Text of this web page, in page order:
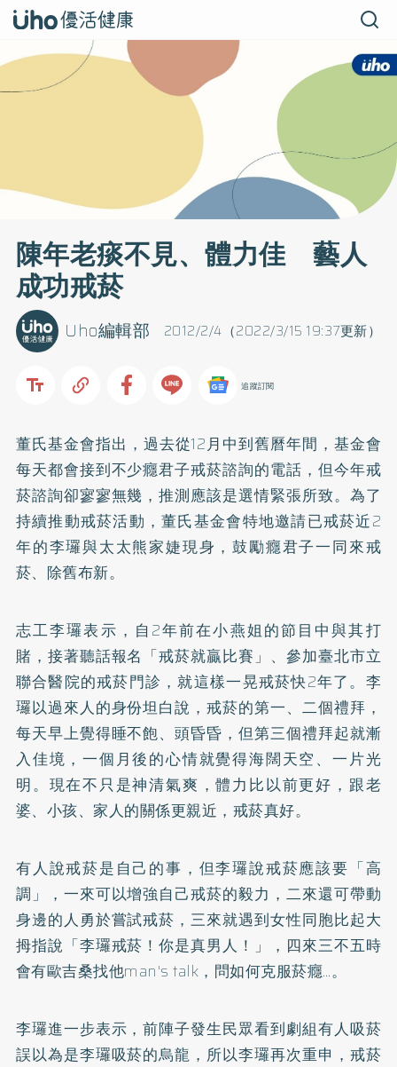
陳年老痰不見、體力佳 藝人
成功戒菸
2012/2/4（2022/3/15 19:37更新）
Uho編輯部
追蹤訂閱
董氏基金會指出，過去從12月中到舊曆年間，基金會
每天都會接到不少癮君子戒菸諮詢的電話，但今年戒
菸諮詢卻寥寥無幾，推測應該是選情緊張所致。為了
持續推動戒菸活動，董氏基金會特地邀請已戒菸近2
年的李㼈與太太熊家婕現身，鼓勵癮君子一同來戒
菸、除舊布新。
志工李㼈表示，自2年前在小燕姐的節目中與其打
賭，接著聽話報名「戒菸就贏比賽」、參加臺北市立
聯合醫院的戒菸門診，就這樣一晃戒菸快2年了。李
㼈以過來人的身份坦白說，戒菸的第一、二個禮拜，
每天早上覺得睡不飽、頭昏昏，但第三個禮拜起就漸
入佳境，一個月後的心情就覺得海闊天空、一片光
明。現在不只是神清氣爽，體力比以前更好，跟老
婆、小孩、家人的關係更親近，戒菸真好。
有人說戒菸是自己的事，但李㼈說戒菸應該要「高
調」，一來可以增強自己戒菸的毅力，二來還可帶動
身邊的人勇於嘗試戒菸，三來就遇到女性同胞比起大
拇指說「李㼈戒菸！你是真男人！」，四來三不五時
會有歐吉桑找他man's talk，問如何克服菸癮…。
李㼈進一步表示，前陣子發生民眾看到劇組有人吸菸
誤以為是李㼈吸菸的烏龍，所以李㼈再次重申，戒菸